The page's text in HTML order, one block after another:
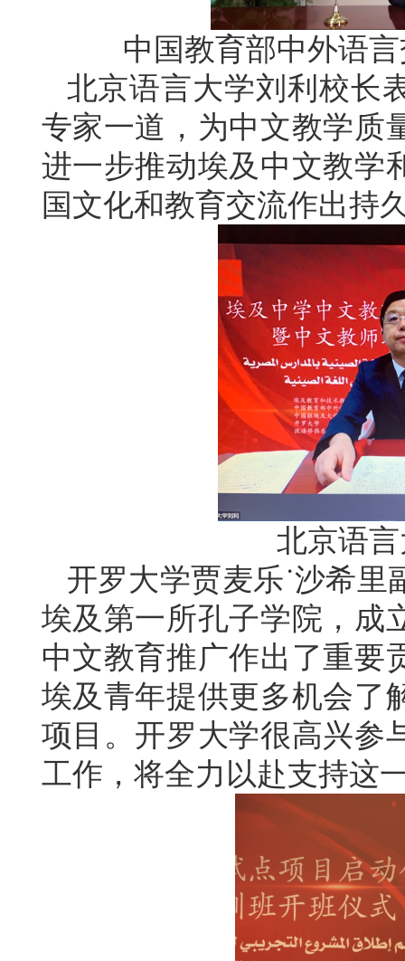
中国教育部中外语
北京语言大学刘利校长
专家一道，为中文教学质
进一步推动埃及中文教学
国文化和教育交流作出持
北京语
开罗大学贾麦乐˙沙希
埃及第一所孔子学院，成
中文教育推广作出了重要
埃及青年提供更多机会了
项目。开罗大学很高兴参
工作，将全力以赴支持这